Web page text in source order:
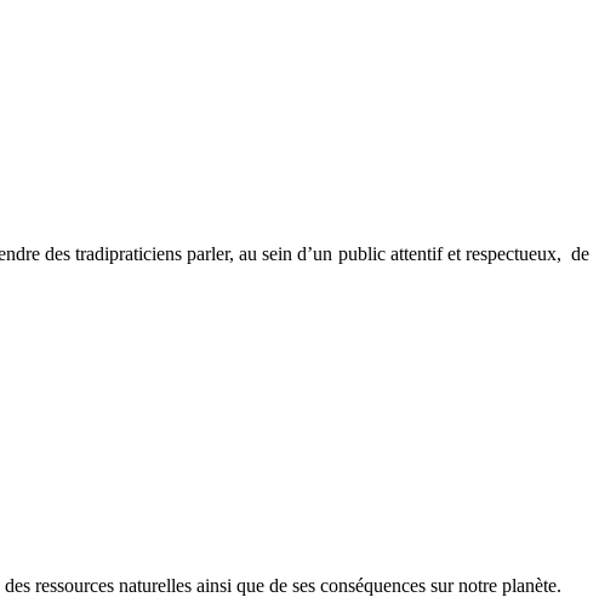
des tradipraticiens parler, au sein d’un public attentif et respectueux, de
ressources naturelles ainsi que de ses conséquences sur notre planète.